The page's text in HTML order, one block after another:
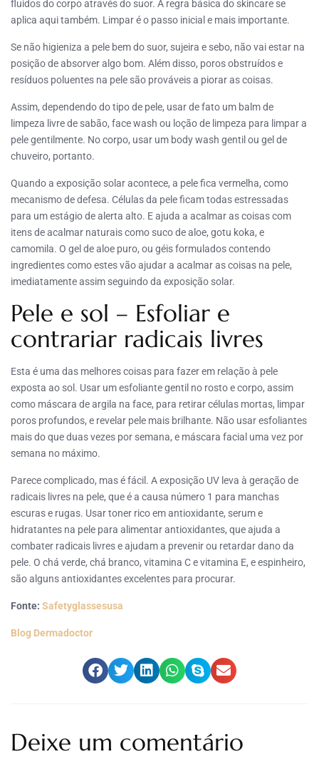
fluidos do corpo através do suor. A regra básica do skincare se
aplica aqui também. Limpar é o passo inicial e mais importante.
Se não higieniza a pele bem do suor, sujeira e sebo, não vai estar na
posição de absorver algo bom. Além disso, poros obstruídos e
resíduos poluentes na pele são prováveis a piorar as coisas.
Assim, dependendo do tipo de pele, usar de fato um balm de
limpeza livre de sabão, face wash ou loção de limpeza para limpar a
pele gentilmente. No corpo, usar um body wash gentil ou gel de
chuveiro, portanto.
Quando a exposição solar acontece, a pele fica vermelha, como
mecanismo de defesa. Células da pele ficam todas estressadas
para um estágio de alerta alto. E ajuda a acalmar as coisas com
itens de acalmar naturais como suco de aloe, gotu koka, e
camomila. O gel de aloe puro, ou géis formulados contendo
ingredientes como estes vão ajudar a acalmar as coisas na pele,
imediatamente assim seguindo da exposição solar.
Pele e sol – Esfoliar e
contrariar radicais livres
Esta é uma das melhores coisas para fazer em relação à pele
exposta ao sol. Usar um esfoliante gentil no rosto e corpo, assim
como máscara de argila na face, para retirar células mortas, limpar
poros profundos, e revelar pele mais brilhante. Não usar esfoliantes
mais do que duas vezes por semana, e máscara facial uma vez por
semana no máximo.
Parece complicado, mas é fácil. A exposição UV leva à geração de
radicais livres na pele, que é a causa número 1 para manchas
escuras e rugas. Usar toner rico em antioxidante, serum e
hidratantes na pele para alimentar antioxidantes, que ajuda a
combater radicais livres e ajudam a prevenir ou retardar dano da
pele. O chá verde, chá branco, vitamina C e vitamina E, e espinheiro,
são alguns antioxidantes excelentes para procurar.
Fonte: Safetyglassesusa
Blog Dermadoctor
Deixe um comentário